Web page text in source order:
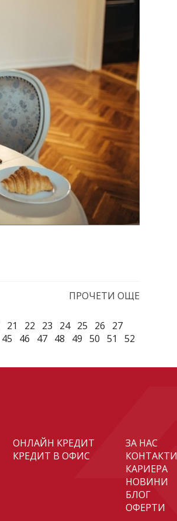
ПРОЧЕТИ ОЩЕ
21 22 23 24 25 26
27
45 46 47 48 49 50 51
52
ОНЛАЙН КРЕДИТ
КРЕДИТ В ОФИС
ЗА НАС
КОНТАКТИ
КАРИЕРА
НОВИНИ
БЛОГ
ОФЕРТИ